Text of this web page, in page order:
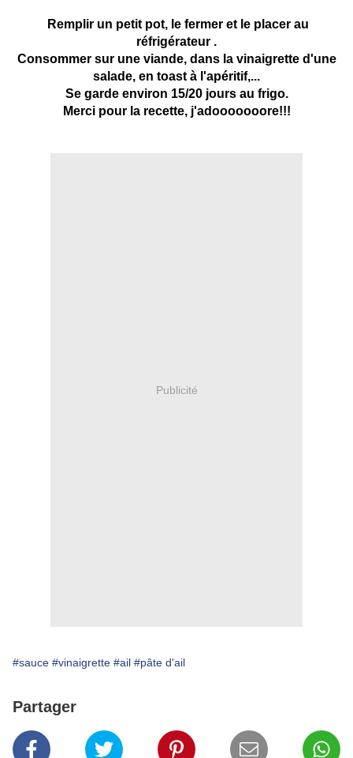
Remplir un petit pot, le fermer et le placer au
réfrigérateur .
Consommer sur une viande, dans la vinaigrette d'une
salade, en toast à l'apéritif,...
Se garde environ 15/20 jours au frigo.
Merci pour la recette, j'adooooooore!!!
Publicité
#sauce #vinaigrette #ail #pâte d'ail
Partager